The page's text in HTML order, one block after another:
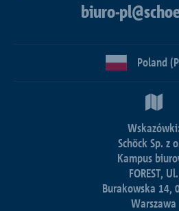
biuro-
Poland
Schöck Sp. z
Kampus
FOREST, Ul.
Burakowska 14,
Warszawa